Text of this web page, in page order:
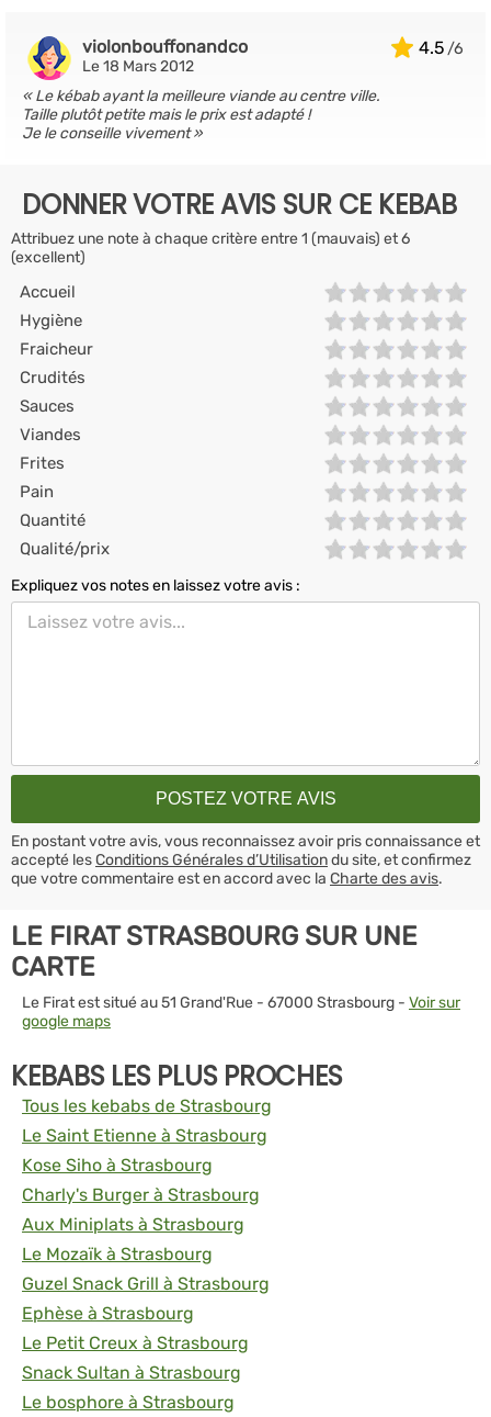
4.5
violonbouffonandco
Le 18 Mars 2012
Le kébab ayant la meilleure viande au centre ville.
Taille plutôt petite mais le prix est adapté !
Je le conseille vivement
DONNER VOTRE AVIS SUR CE KEBAB
Attribuez une note à chaque critère entre 1 (mauvais) et 6
(excellent)
Accueil
Hygiène
Fraicheur
Crudités
Sauces
Viandes
Frites
Pain
Quantité
Qualité/prix
Expliquez vos notes en laissez votre avis :
En postant votre avis, vous reconnaissez avoir pris connaissance et
accepté lesConditions Générales d’Utilisationdu site, et confirmez
que votre commentaire est en accord avec la Charte des avis.
LE FIRAT STRASBOURG SUR UNE
CARTE
Le Firat est situé au 51 Grand'Rue - 67000 Strasbourg - Voir sur
google maps
KEBABS LES PLUS PROCHES
Tous les kebabs de Strasbourg
Le Saint Etienne à Strasbourg
Kose Siho à Strasbourg
Charly's Burger à Strasbourg
Aux Miniplats à Strasbourg
Le Mozaïk à Strasbourg
Guzel Snack Grill à Strasbourg
Ephèse à Strasbourg
Le Petit Creux à Strasbourg
Snack Sultan à Strasbourg
Le bosphore à Strasbourg